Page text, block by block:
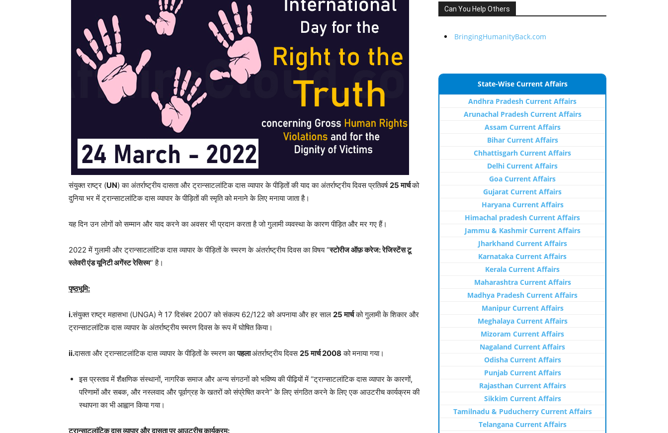
संयुक्त राष्ट्र (UN) का अंतर्राष्ट्रीय दासता और ट्रान्साटलांटिक दास व्यापार के पीड़ितों की याद का अंतर्राष्ट्रीय दिवस प्रतिवर्ष25 मार्चको
दुनिया भर में ट्रान्साटलांटिक दास व्यापार के पीड़ितों की स्मृति को मनाने के लिए मनाया जाता है।
यह दिन उन लोगों को सम्मान और याद करने का अवसर भी प्रदान करता है जो गुलामी व्यवस्था के कारण पीड़ित और मर गए हैं।
2022 में गुलामी और ट्रान्साटलांटिक दास व्यापार के पीड़ितों के स्मरण के अंतर्राष्ट्रीय दिवस का विषय “स्टोरीज ऑफ़ करेज: रेजिस्टेंस टू
स्लेवरी एंड यूनिटी अगेंस्ट रेसिस्म” है।
पृष्ठभूमि:
i.संयुक्त राष्ट्र महासभा (UNGA) ने 17 दिसंबर 2007 को संकल्प 62/122 को अपनाया और हर साल 25 मार्चको गुलामी के शिकार और
ट्रान्साटलांटिक दास व्यापार के अंतर्राष्ट्रीय स्मरण दिवस के रूप में घोषित किया।
ii.दासता और ट्रान्साटलांटिक दास व्यापार के पीड़ितों के स्मरण कापहलाअंतर्राष्ट्रीय दिवस25 मार्च 2008 को मनाया गया।
इस प्रस्ताव में शैक्षणिक संस्थानों, नागरिक समाज और अन्य संगठनों को भविष्य की पीढ़ियों में “ट्रान्साटलांटिक दास व्यापार के कारणों,
परिणामों और सबक, और नस्लवाद और पूर्वाग्रह के खतरों को संप्रेषित करने” के लिए संगठित करने के लिए एक आउटरीच कार्यक्रम की
स्थापना का भी आह्वान किया गया।
ट्रान्साटलांटिक दास व्यापार और दासता पर आउटरीच कार्यक्रम:
Can You Help Others
BringingHumanityBack.com
State-Wise Current Affairs
Andhra Pradesh Current Affairs
Arunachal Pradesh Current Affairs
Assam Current Affairs
Bihar Current Affairs
Chhattisgarh Current Affairs
Delhi Current Affairs
Goa Current Affairs
Gujarat Current Affairs
Haryana Current Affairs
Himachal pradesh Current Affairs
Jammu & Kashmir Current Affairs
Jharkhand Current Affairs
Karnataka Current Affairs
Kerala Current Affairs
Maharashtra Current Affairs
Madhya Pradesh Current Affairs
Manipur Current Affairs
Meghalaya Current Affairs
Mizoram Current Affairs
Nagaland Current Affairs
Odisha Current Affairs
Punjab Current Affairs
Rajasthan Current Affairs
Sikkim Current Affairs
Tamilnadu & Puducherry Current Affairs
Telangana Current Affairs